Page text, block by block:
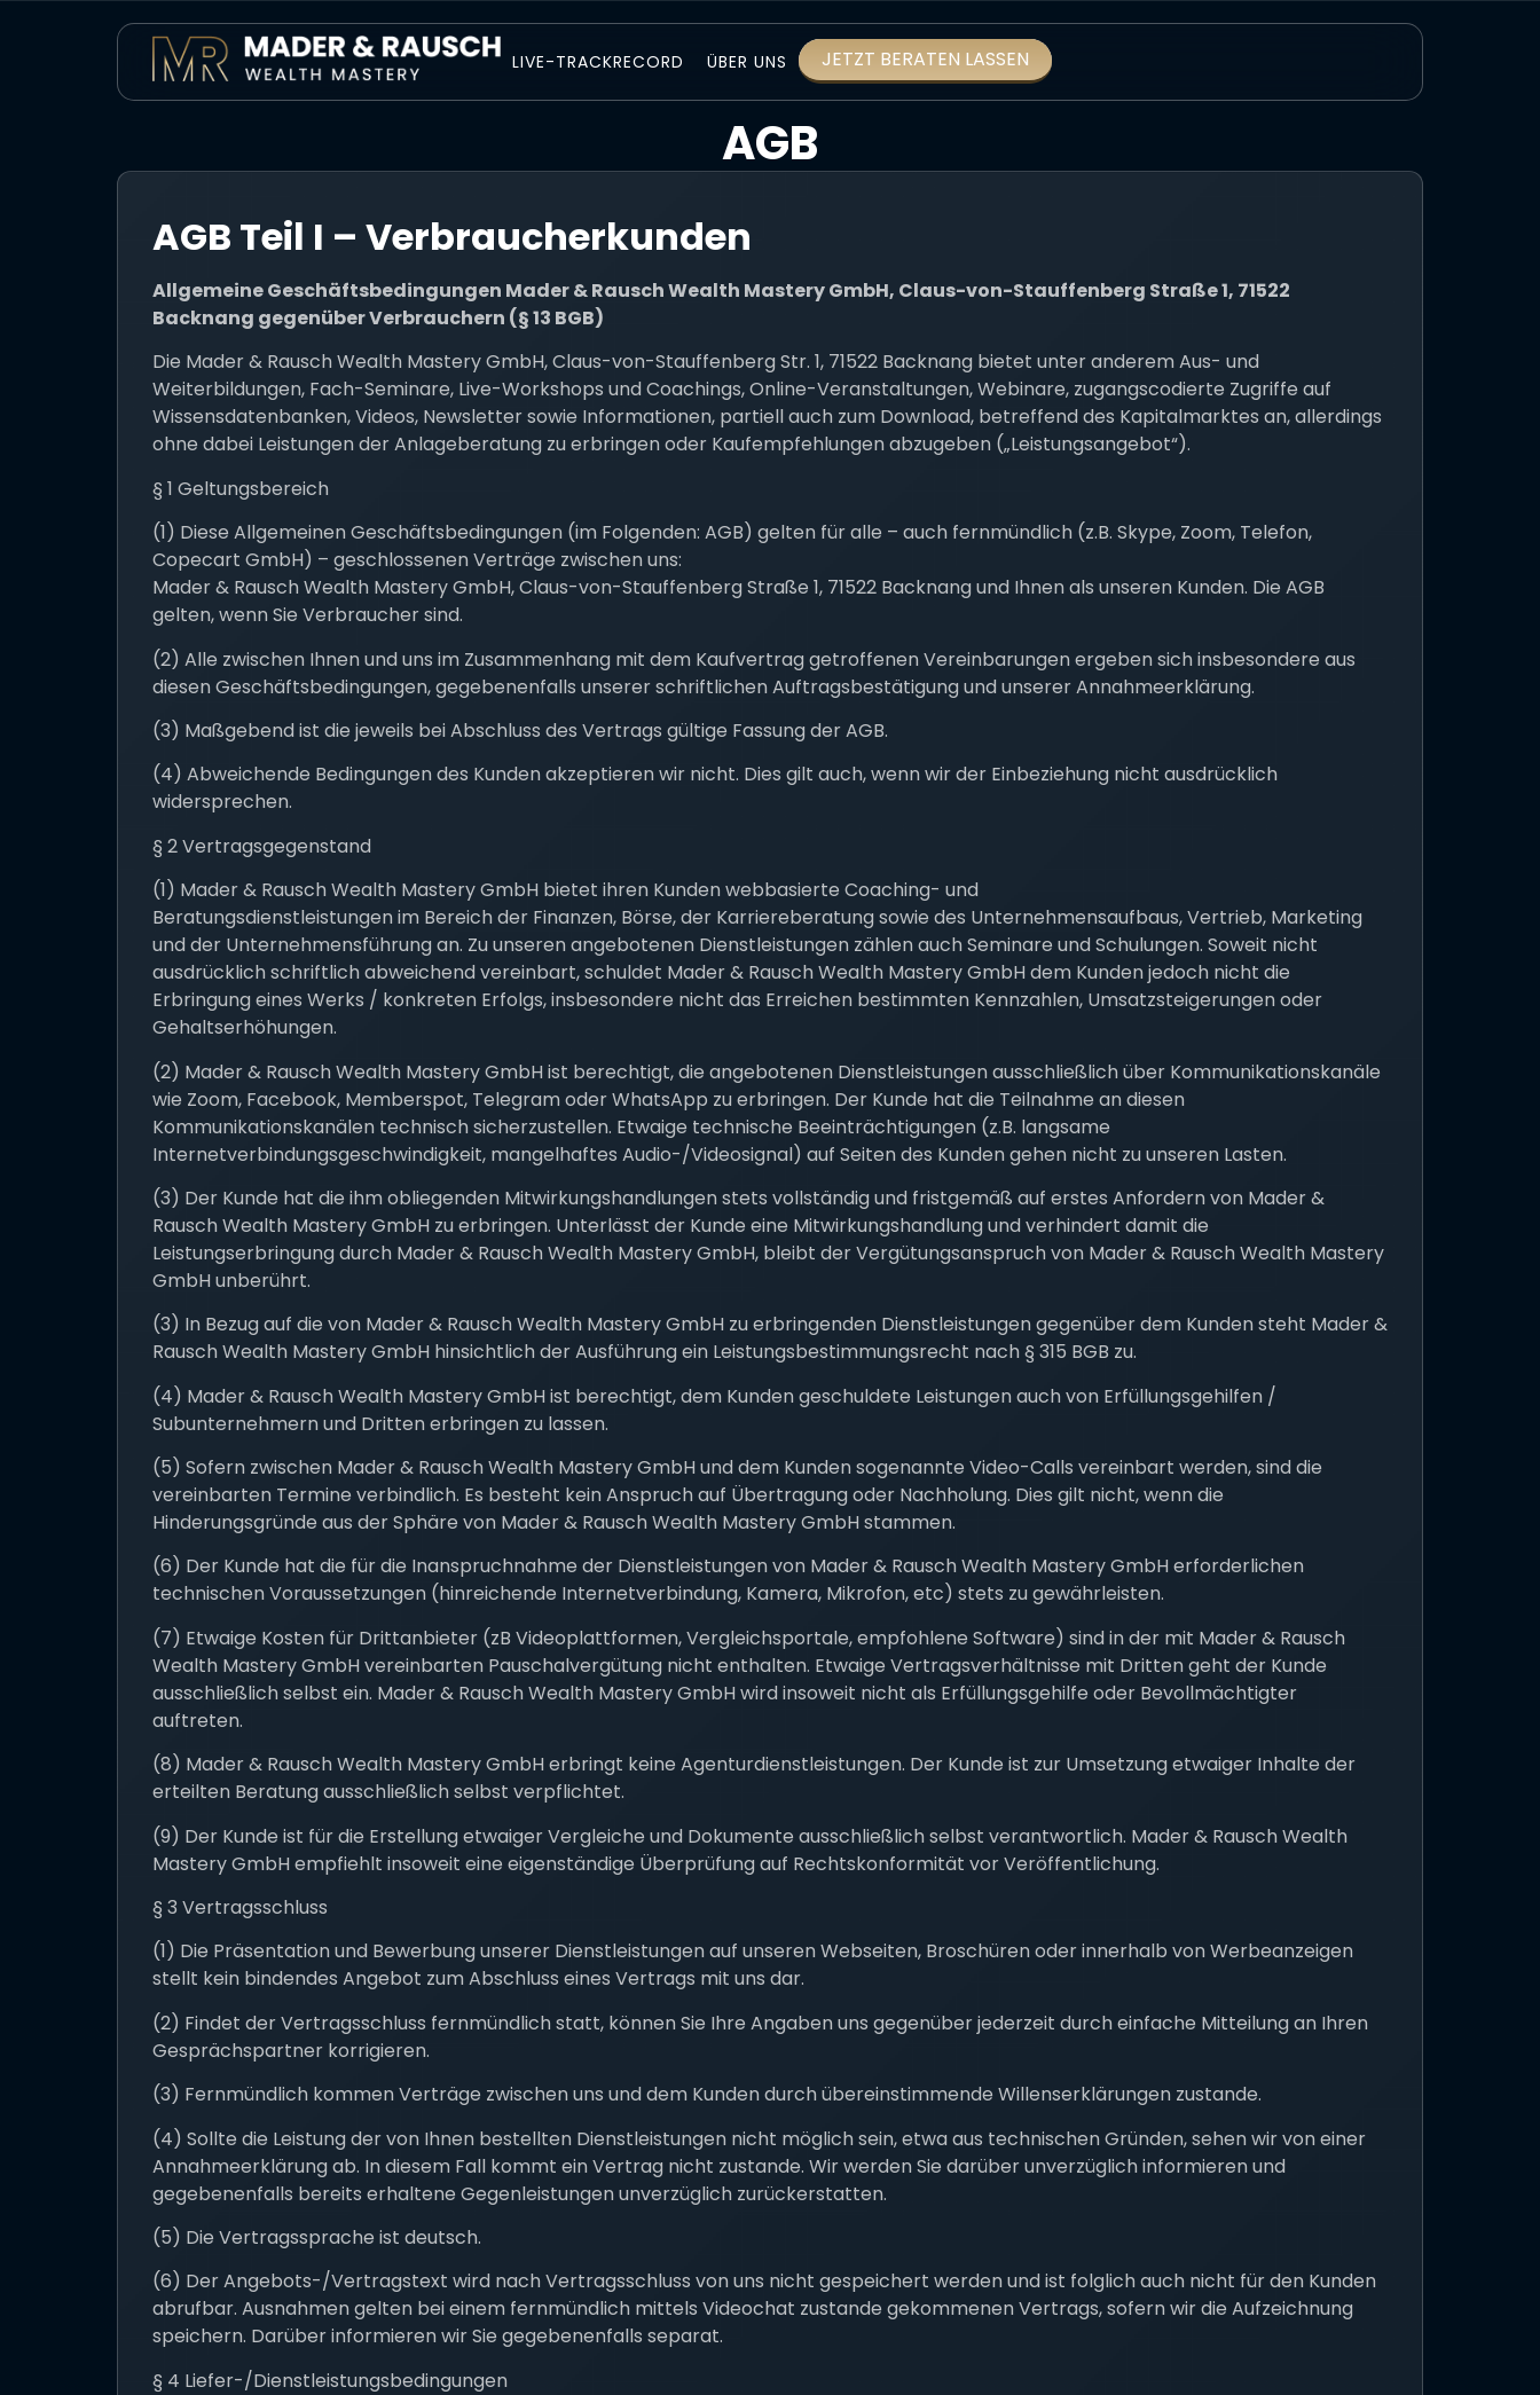
LIVE-TRACKRECORD ÜBER UNS JETZT BERATEN LASSEN
AGB
AGB Teil I – Verbraucherkunden
Allgemeine Geschäftsbedingungen Mader & Rausch Wealth Mastery GmbH, Claus-von-Stauffenberg Straße 1, 71522
Backnang gegenüber Verbrauchern (§ 13 BGB)
Die Mader & Rausch Wealth Mastery GmbH, Claus-von-Stauffenberg Str. 1, 71522 Backnang bietet unter anderem Aus- und
Weiterbildungen, Fach-Seminare, Live-Workshops und Coachings, Online-Veranstaltungen, Webinare, zugangscodierte Zugriffe auf
Wissensdatenbanken, Videos, Newsletter sowie Informationen, partiell auch zum Download, betreffend des Kapitalmarktes an, allerdings
ohne dabei Leistungen der Anlageberatung zu erbringen oder Kaufempfehlungen abzugeben („Leistungsangebot“).
§ 1 Geltungsbereich
(1) Diese Allgemeinen Geschäftsbedingungen (im Folgenden: AGB) gelten für alle – auch fernmündlich (z.B. Skype, Zoom, Telefon,
Copecart GmbH) – geschlossenen Verträge zwischen uns:
Mader & Rausch Wealth Mastery GmbH, Claus-von-Stauffenberg Straße 1, 71522 Backnang und Ihnen als unseren Kunden. Die AGB
gelten, wenn Sie Verbraucher sind.
(2) Alle zwischen Ihnen und uns im Zusammenhang mit dem Kaufvertrag getroffenen Vereinbarungen ergeben sich insbesondere aus
diesen Geschäftsbedingungen, gegebenenfalls unserer schriftlichen Auftragsbestätigung und unserer Annahmeerklärung.
(3) Maßgebend ist die jeweils bei Abschluss des Vertrags gültige Fassung der AGB.
(4) Abweichende Bedingungen des Kunden akzeptieren wir nicht. Dies gilt auch, wenn wir der Einbeziehung nicht ausdrücklich
widersprechen.
§ 2 Vertragsgegenstand
(1) Mader & Rausch Wealth Mastery GmbH bietet ihren Kunden webbasierte Coaching- und
Beratungsdienstleistungen im Bereich der Finanzen, Börse, der Karriereberatung sowie des Unternehmensaufbaus, Vertrieb, Marketing
und der Unternehmensführung an. Zu unseren angebotenen Dienstleistungen zählen auch Seminare und Schulungen. Soweit nicht
ausdrücklich schriftlich abweichend vereinbart, schuldet Mader & Rausch Wealth Mastery GmbH dem Kunden jedoch nicht die
Erbringung eines Werks / konkreten Erfolgs, insbesondere nicht das Erreichen bestimmten Kennzahlen, Umsatzsteigerungen oder
Gehaltserhöhungen.
(2) Mader & Rausch Wealth Mastery GmbH ist berechtigt, die angebotenen Dienstleistungen ausschließlich über Kommunikationskanäle
wie Zoom, Facebook, Memberspot, Telegram oder WhatsApp zu erbringen. Der Kunde hat die Teilnahme an diesen
Kommunikationskanälen technisch sicherzustellen. Etwaige technische Beeinträchtigungen (z.B. langsame
Internetverbindungsgeschwindigkeit, mangelhaftes Audio-/Videosignal) auf Seiten des Kunden gehen nicht zu unseren Lasten.
(3) Der Kunde hat die ihm obliegenden Mitwirkungshandlungen stets vollständig und fristgemäß auf erstes Anfordern von Mader &
Rausch Wealth Mastery GmbH zu erbringen. Unterlässt der Kunde eine Mitwirkungshandlung und verhindert damit die
Leistungserbringung durch Mader & Rausch Wealth Mastery GmbH, bleibt der Vergütungsanspruch von Mader & Rausch Wealth Mastery
GmbH unberührt.
(3) In Bezug auf die von Mader & Rausch Wealth Mastery GmbH zu erbringenden Dienstleistungen gegenüber dem Kunden steht Mader &
Rausch Wealth Mastery GmbH hinsichtlich der Ausführung ein Leistungsbestimmungsrecht nach § 315 BGB zu.
(4) Mader & Rausch Wealth Mastery GmbH ist berechtigt, dem Kunden geschuldete Leistungen auch von Erfüllungsgehilfen /
Subunternehmern und Dritten erbringen zu lassen.
(5) Sofern zwischen Mader & Rausch Wealth Mastery GmbH und dem Kunden sogenannte Video-Calls vereinbart werden, sind die
vereinbarten Termine verbindlich. Es besteht kein Anspruch auf Übertragung oder Nachholung. Dies gilt nicht, wenn die
Hinderungsgründe aus der Sphäre von Mader & Rausch Wealth Mastery GmbH stammen.
(6) Der Kunde hat die für die Inanspruchnahme der Dienstleistungen von Mader & Rausch Wealth Mastery GmbH erforderlichen
technischen Voraussetzungen (hinreichende Internetverbindung, Kamera, Mikrofon, etc) stets zu gewährleisten.
(7) Etwaige Kosten für Drittanbieter (zB Videoplattformen, Vergleichsportale, empfohlene Software) sind in der mit Mader & Rausch
Wealth Mastery GmbH vereinbarten Pauschalvergütung nicht enthalten. Etwaige Vertragsverhältnisse mit Dritten geht der Kunde
ausschließlich selbst ein. Mader & Rausch Wealth Mastery GmbH wird insoweit nicht als Erfüllungsgehilfe oder Bevollmächtigter
auftreten.
(8) Mader & Rausch Wealth Mastery GmbH erbringt keine Agenturdienstleistungen. Der Kunde ist zur Umsetzung etwaiger Inhalte der
erteilten Beratung ausschließlich selbst verpflichtet.
(9) Der Kunde ist für die Erstellung etwaiger Vergleiche und Dokumente ausschließlich selbst verantwortlich. Mader & Rausch Wealth
Mastery GmbH empfiehlt insoweit eine eigenständige Überprüfung auf Rechtskonformität vor Veröffentlichung.
§ 3 Vertragsschluss
(1) Die Präsentation und Bewerbung unserer Dienstleistungen auf unseren Webseiten, Broschüren oder innerhalb von Werbeanzeigen
stellt kein bindendes Angebot zum Abschluss eines Vertrags mit uns dar.
(2) Findet der Vertragsschluss fernmündlich statt, können Sie Ihre Angaben uns gegenüber jederzeit durch einfache Mitteilung an Ihren
Gesprächspartner korrigieren.
(3) Fernmündlich kommen Verträge zwischen uns und dem Kunden durch übereinstimmende Willenserklärungen zustande.
(4) Sollte die Leistung der von Ihnen bestellten Dienstleistungen nicht möglich sein, etwa aus technischen Gründen, sehen wir von einer
Annahmeerklärung ab. In diesem Fall kommt ein Vertrag nicht zustande. Wir werden Sie darüber unverzüglich informieren und
gegebenenfalls bereits erhaltene Gegenleistungen unverzüglich zurückerstatten.
(5) Die Vertragssprache ist deutsch.
(6) Der Angebots-/Vertragstext wird nach Vertragsschluss von uns nicht gespeichert werden und ist folglich auch nicht für den Kunden
abrufbar. Ausnahmen gelten bei einem fernmündlich mittels Videochat zustande gekommenen Vertrags, sofern wir die Aufzeichnung
speichern. Darüber informieren wir Sie gegebenenfalls separat.
§ 4 Liefer-/Dienstleistungsbedingungen